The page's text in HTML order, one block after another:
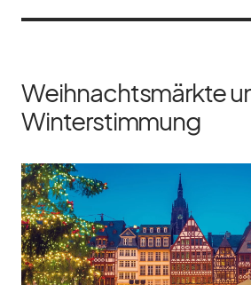
Weihnachtsmärkte
Winterstimmung